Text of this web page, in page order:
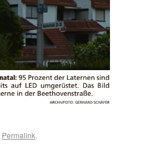
Permalink.